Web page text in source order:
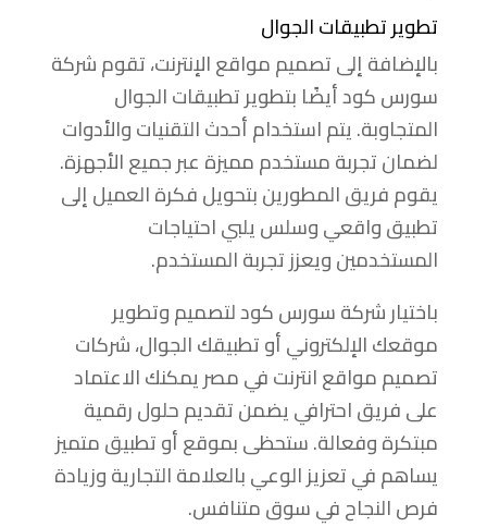
تطوير تطبيقات الجوال
بالإضافة إلى تصميم مواقع الإنترنت، تقوم شركة
سورس كود أيضًا بتطوير تطبيقات الجوال
المتجاوبة. يتم استخدام أحدث التقنيات والأدوات
لضمان تجربة مستخدم مميزة عبر جميع الأجهزة.
يقوم فريق المطورين بتحويل فكرة العميل إلى
تطبيق واقعي وسلس يلبي احتياجات
المستخدمين ويعزز تجربة المستخدم.
باختيار شركة سورس كود لتصميم وتطوير
موقعك الإلكتروني أو تطبيقك الجوال، شركات
تصميم مواقع انترنت في مصر يمكنك الاعتماد
على فريق احترافي يضمن تقديم حلول رقمية
مبتكرة وفعالة. ستحظى بموقع أو تطبيق متميز
يساهم في تعزيز الوعي بالعلامة التجارية وزيادة
فرص النجاح في سوق متنافس.